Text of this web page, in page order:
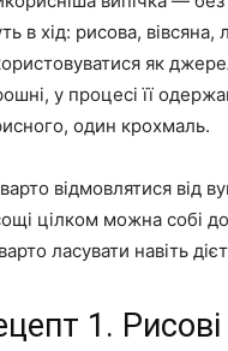
в хід: рисова,
як
у процесі її
один крохмаль.
відмовлятися від
цілком можна собі
ласувати навіть
1.